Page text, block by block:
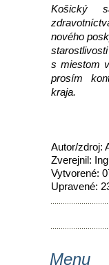
Košický
nového
s miestom
prosím
kraja.
Autor/zdroj:
Zverejnil:
Vytvorené:
Upravené:
Menu